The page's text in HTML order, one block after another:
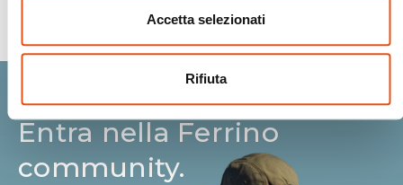
Accetta selezionati
Rifiuta
Spedizioni Sicure
Entra nella Ferrino
community.